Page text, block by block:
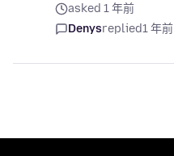
asked 1 年前
Denysreplied1 年前